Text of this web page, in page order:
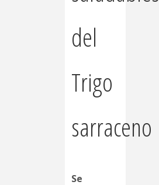
del
Trigo
sarraceno
Se